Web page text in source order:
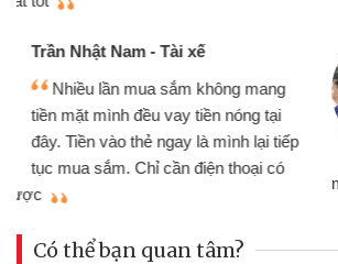
Cấn Văn Lực - Tạp hóa
Tôi kinh doanh
nhiều lúc cần vốn
đến website qua bạn
đã giải quyết được
Có thể bạn quan tâm?